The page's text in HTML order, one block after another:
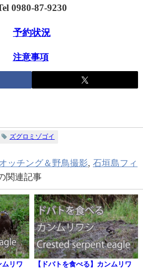
0980-87-9230
予約状況
注意事項
ズグロミゾゴイ
ッチング＆野鳥撮影, 石垣島フィ
関連記事
ムリワ
【ドバトを食べる】カンムリワ